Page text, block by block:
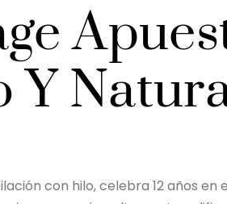
Y
con hilo, celebra 12 años